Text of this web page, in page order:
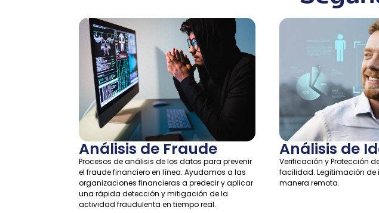
Análisis de Fraude
Procesos de análisis de los datos para prevenir
el fraude financiero en línea. Ayudamos a las
organizaciones financieras a predecir y aplicar
una rápida detección y mitigación de la
actividad fraudulenta en tiempo real.
Análisis de
Verificación y Protección
facilidad. Legitimación de
manera remota.